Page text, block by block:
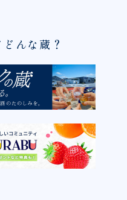
んな蔵？